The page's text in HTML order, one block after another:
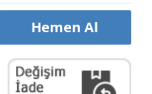
Hemen Al